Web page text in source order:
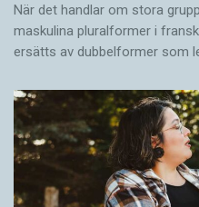
När det handlar om stora
maskulina pluralformer i
ersätts av dubbel­former som